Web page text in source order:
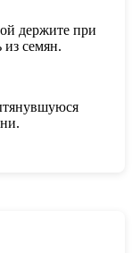
держите при
семян.